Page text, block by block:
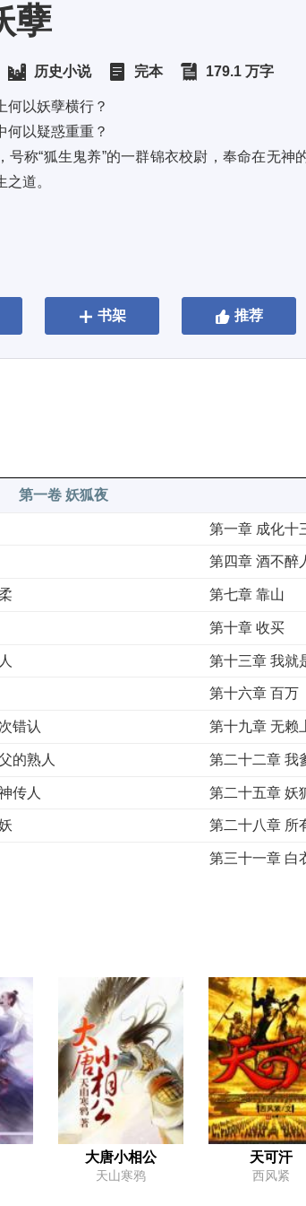
孽
历史小说 完本 179.1 万字
何以妖孽横行？
何以疑惑重重？
号称“狐生鬼养”的一群锦衣校尉，奉命在无神
道。
书架 推荐
第一卷 妖狐夜
第一章 成化十
第四章 酒不醉
第七章 靠山
第十章 收买
第十三章 我就
第十六章 百万
错认 第十九章 无赖
的熟人 第二十二章 我
传人 第二十五章 妖
第二十八章 所
第三十一章 白
娶了吧 第四十三章 真
第四十六章 身
第四十九章 闻
个天下 第五十二章 五
第五十五章 第
一个选择 第五十八章 皆
大唐小相公
天山寒鸦
天可汗
西风紧